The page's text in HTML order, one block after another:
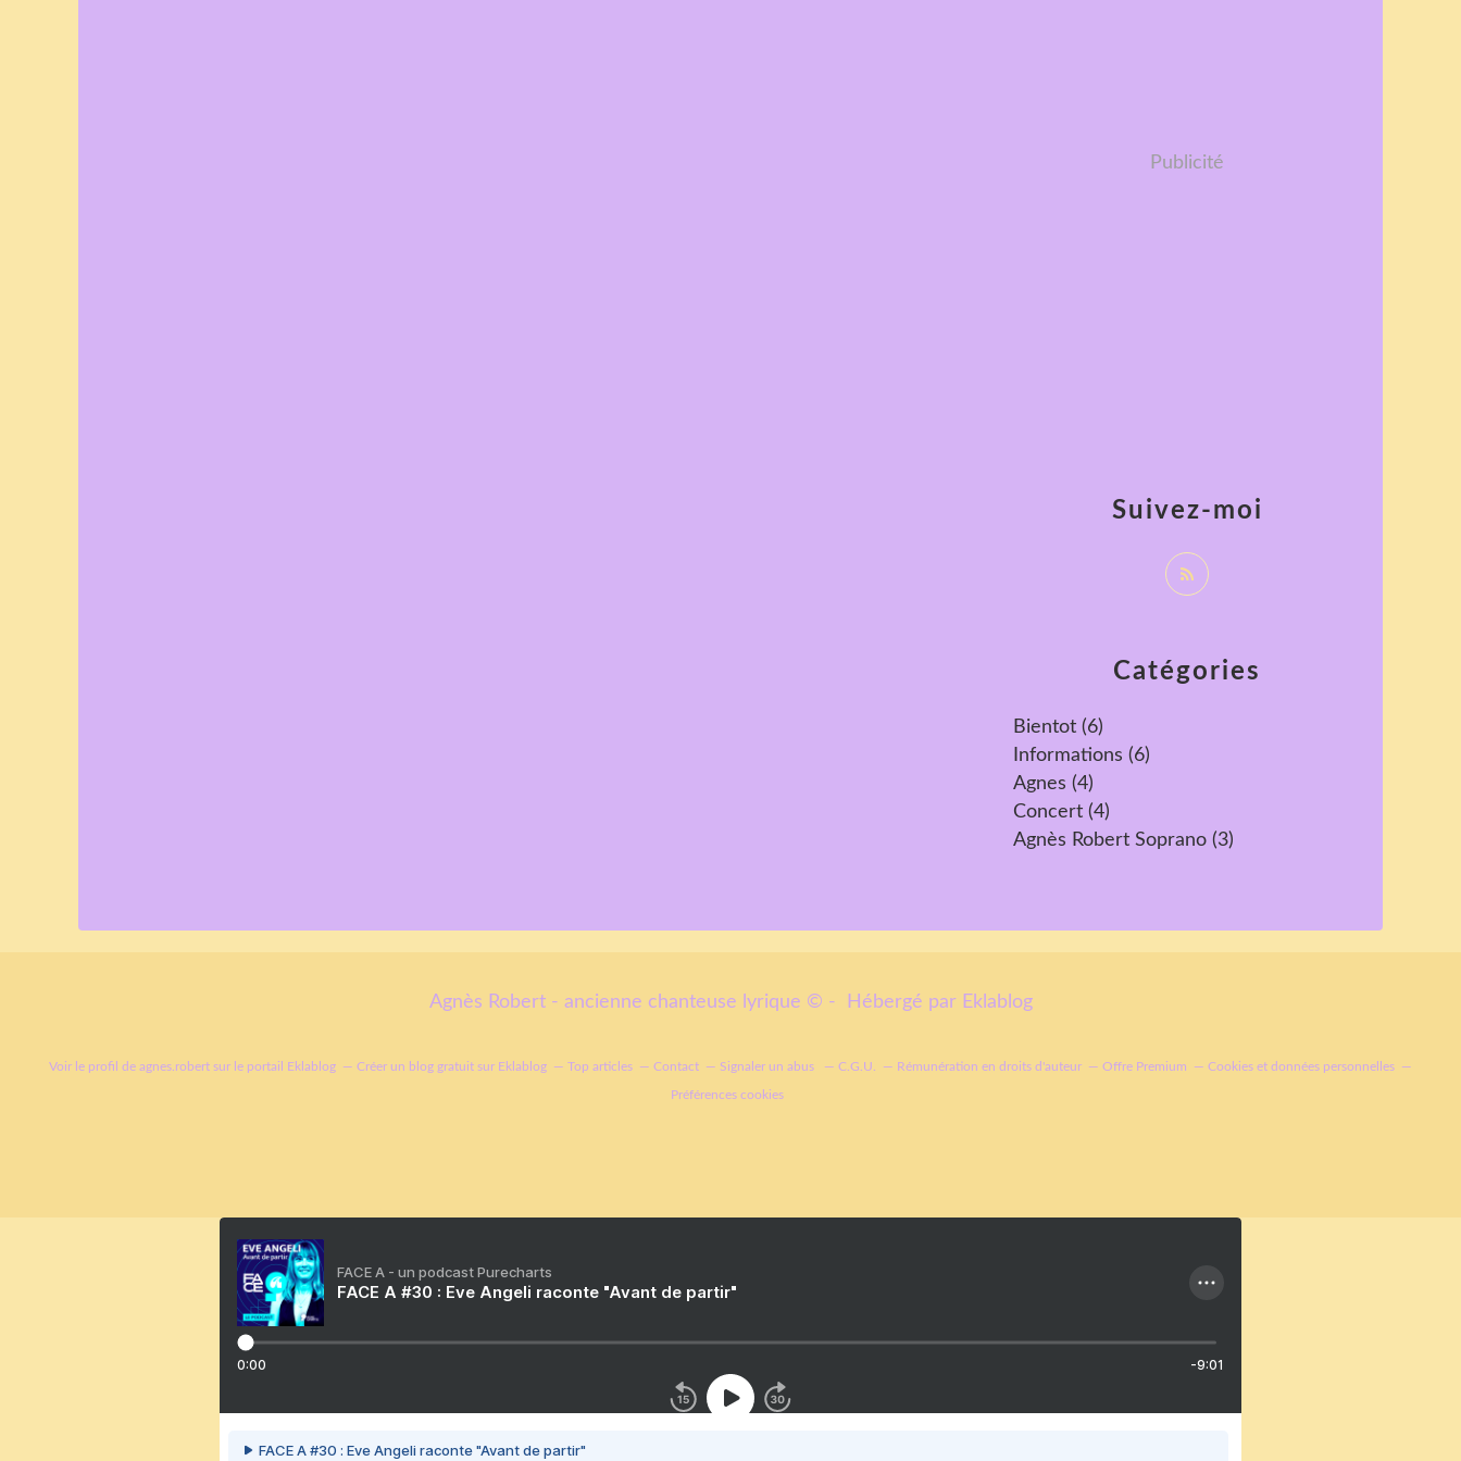
Catégories
Bientot (6)
Informations (6)
Agnes (4)
Concert (4)
Agnès Robert Soprano (3)
Suivez-moi
Publicité
Agnès Robert - ancienne chanteuse lyrique © - Hébergé par Eklablog
Voir le profil de agnes.robert sur le portail Eklablog Créer un blog gratuit sur Eklablog Top articles Contact Signaler un abus C.G.U. Rémunération en droits d'auteur Offre Premium Cookies et données personnelles
Préférences cookies
FACE A - un podcast Purecharts
FACE A #30 : Eve Angeli raconte "Avant de partir"
0:00 -9:01
FACE A #30 : Eve Angeli raconte "Avant de partir"